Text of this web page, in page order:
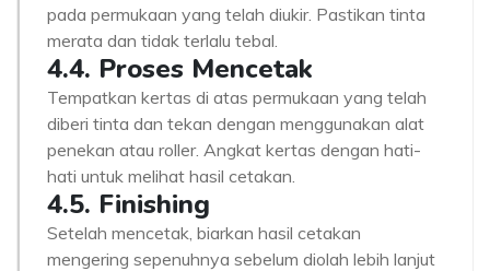
pada permukaan yang telah diukir. Pastikan tinta
merata dan tidak terlalu tebal.
4.4. Proses Mencetak
Tempatkan kertas di atas permukaan yang telah
diberi tinta dan tekan dengan menggunakan alat
penekan atau roller. Angkat kertas dengan hati-
hati untuk melihat hasil cetakan.
4.5. Finishing
Setelah mencetak, biarkan hasil cetakan
mengering sepenuhnya sebelum diolah lebih lanjut